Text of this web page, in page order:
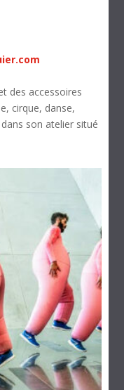
des accessoires
cirque, danse,
son atelier situé